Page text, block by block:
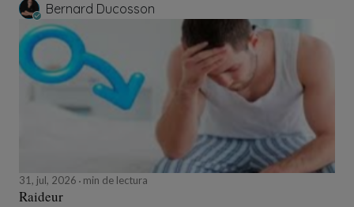
Bernard Ducosson
31, jul, 2026 min de lectura
Raideur